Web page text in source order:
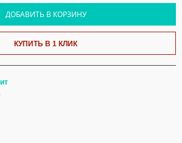
ДОБАВИТЬ В КОРЗИНУ
КУПИТЬ В 1 КЛИК